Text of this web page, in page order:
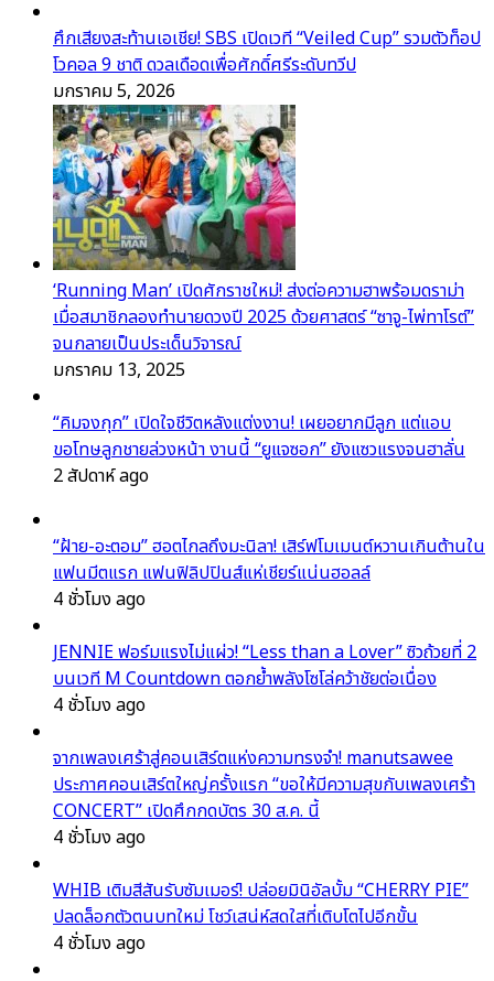
ศึกเสียงสะท้านเอเชีย! SBS เปิดเวที “Veiled Cup” รวมตัวท็อป
โวคอล 9 ชาติ ดวลเดือดเพื่อศักดิ์ศรีระดับทวีป
มกราคม 5, 2026
‘Running Man’ เปิดศักราชใหม่! ส่งต่อความฮาพร้อมดราม่า
เมื่อสมาชิกลองทำนายดวงปี 2025 ด้วยศาสตร์ “ซาจู-ไพ่ทาโรต์”
จนกลายเป็นประเด็นวิจารณ์
มกราคม 13, 2025
“คิมจงกุก” เปิดใจชีวิตหลังแต่งงาน! เผยอยากมีลูก แต่แอบ
ขอโทษลูกชายล่วงหน้า งานนี้ “ยูแจซอก” ยังแซวแรงจนฮาลั่น
2 สัปดาห์ ago
“ฝ้าย-อะตอม” ฮอตไกลถึงมะนิลา! เสิร์ฟโมเมนต์หวานเกินต้านใน
แฟนมีตแรก แฟนฟิลิปปินส์แห่เชียร์แน่นฮอลล์
4 ชั่วโมง ago
JENNIE ฟอร์มแรงไม่แผ่ว! “Less than a Lover” ซิวถ้วยที่ 2
บนเวที M Countdown ตอกย้ำพลังโซโล่คว้าชัยต่อเนื่อง
4 ชั่วโมง ago
จากเพลงเศร้าสู่คอนเสิร์ตแห่งความทรงจำ! manutsawee
ประกาศคอนเสิร์ตใหญ่ครั้งแรก “ขอให้มีความสุขกับเพลงเศร้า
CONCERT” เปิดศึกกดบัตร 30 ส.ค. นี้
4 ชั่วโมง ago
WHIB เติมสีสันรับซัมเมอร์! ปล่อยมินิอัลบั้ม “CHERRY PIE”
ปลดล็อกตัวตนบทใหม่ โชว์เสน่ห์สดใสที่เติบโตไปอีกขั้น
4 ชั่วโมง ago